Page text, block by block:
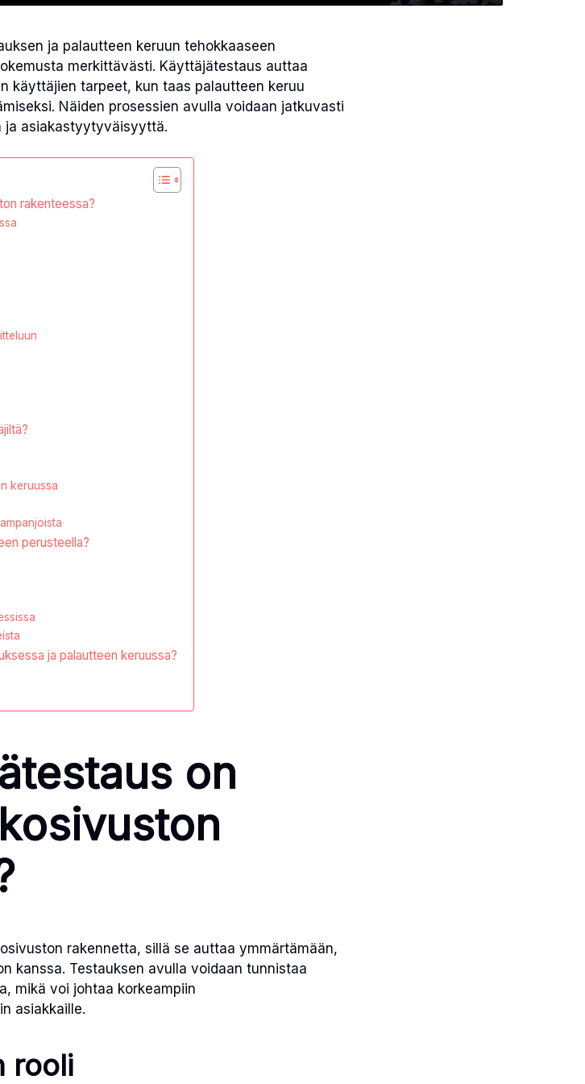
ja palautteen keruun tehokkaaseen
merkittävästi. Käyttäjätestaus auttaa
käyttäjien tarpeet, kun taas palautteen keruu
Näiden prosessien avulla voidaan jatkuvasti
asiakastyytyväisyyttä.
rakenteessa?
keruussa
perusteella?
ja palautteen keruussa?
on
rakennetta, sillä se auttaa ymmärtämään,
kanssa. Testauksen avulla voidaan tunnistaa
mikä voi johtaa korkeampiin
asiakkaille.
rooli